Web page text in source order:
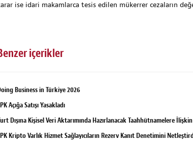
ise idari makamlarca tesis edilen mükerrer cezaların
içerikler
Business in Türkiye 2026
Açığa Satışı Yasakladı
Dışına Kişisel Veri Aktarımında Hazırlanacak Taahhütnamelere
Kripto Varlık Hizmet Sağlayıcıların Rezerv Kanıt Denetimini